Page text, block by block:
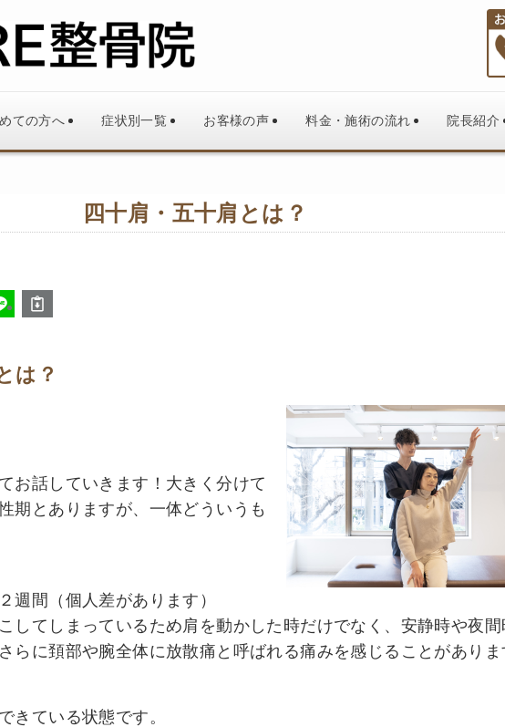
ての方へ 症状別一覧 お客様の声 料金・施術の流れ 院長紹介
四十肩・五十肩とは？
は？
お話していきます！大きく分けて
期とありますが、一体どういうも
週間（個人差があります）
してしまっているため肩を動かした時だけでなく、安静時や夜間
らに頚部や腕全体に放散痛と呼ばれる痛みを感じることがありま
きている状態です。